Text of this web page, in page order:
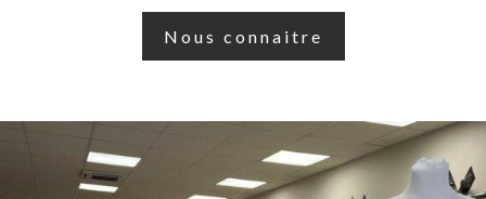
Nous connaitre